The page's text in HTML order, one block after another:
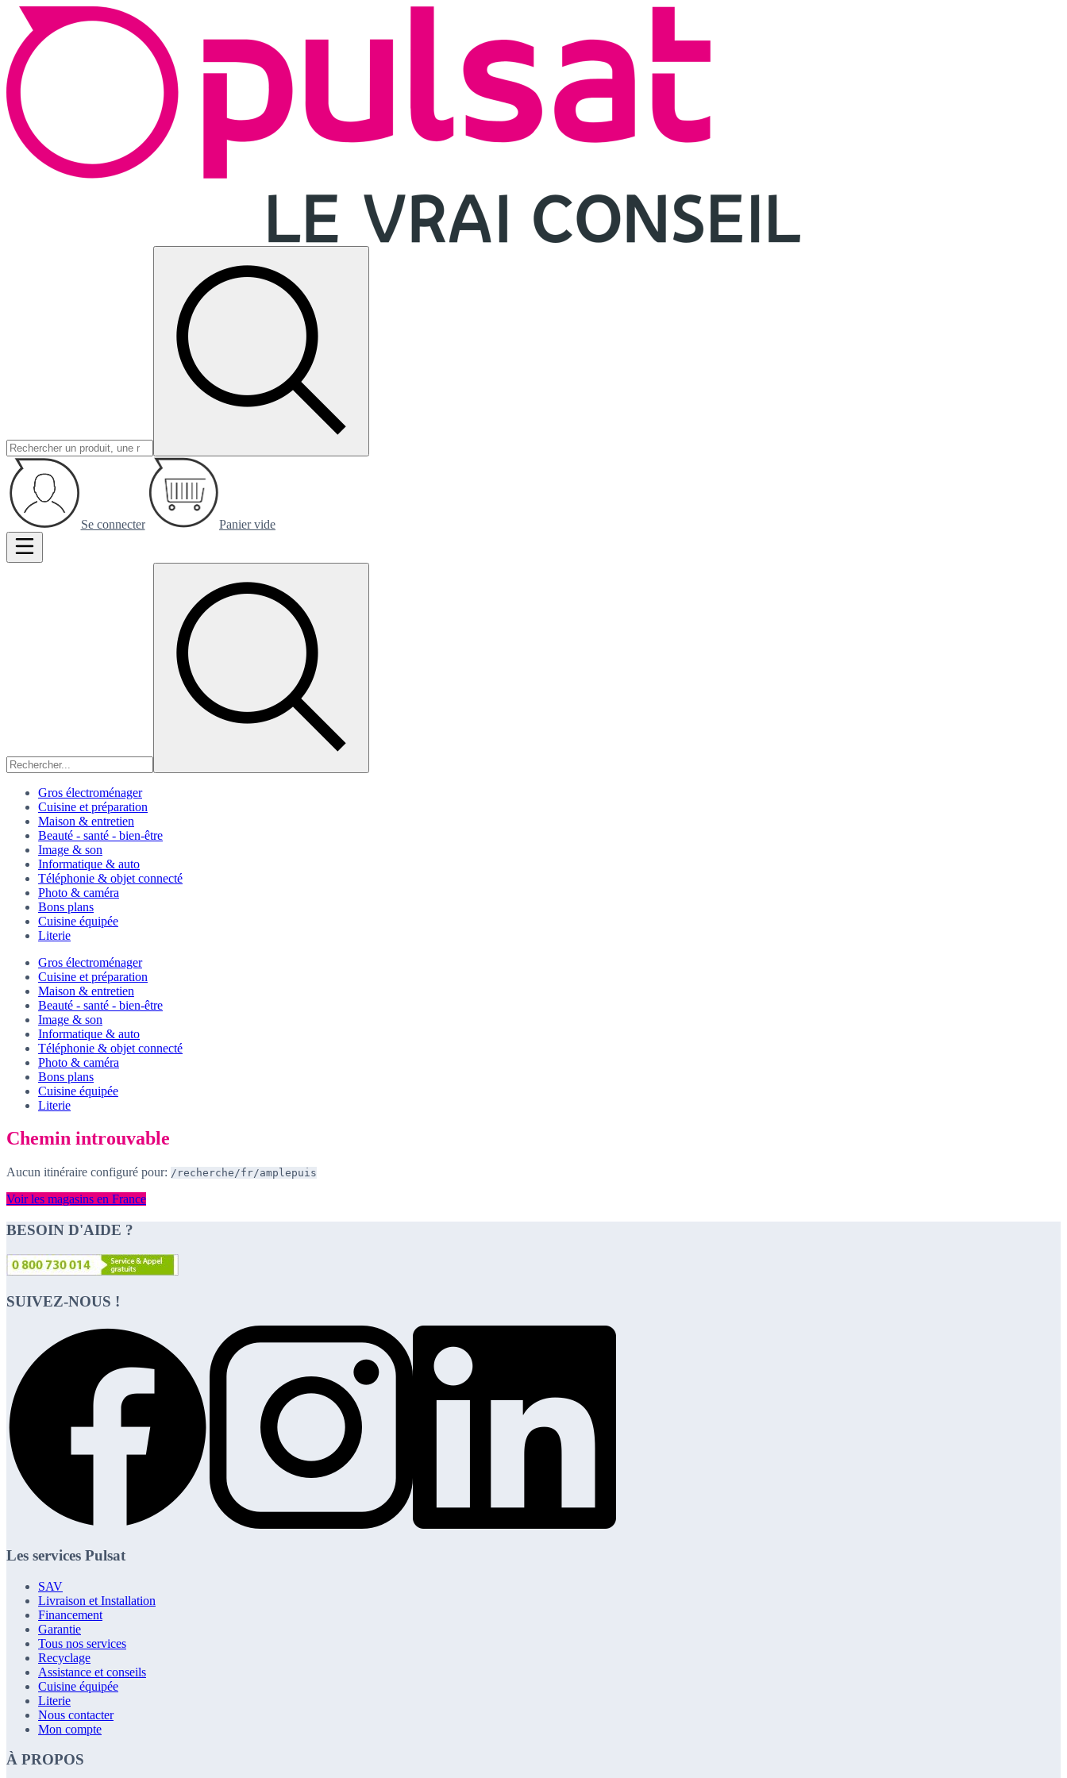
Se connecter Panier vide
Gros électroménager
Cuisine et préparation
Maison & entretien
Beauté - santé - bien-être
Image & son
Informatique & auto
Téléphonie & objet connecté
Photo & caméra
Bons plans
Cuisine équipée
Literie
Gros électroménager
Cuisine et préparation
Maison & entretien
Beauté - santé - bien-être
Image & son
Informatique & auto
Téléphonie & objet connecté
Photo & caméra
Bons plans
Cuisine équipée
Literie
Chemin introuvable
Aucun itinéraire configuré pour: /recherche/fr/amplepuis
Voir les magasins en France
BESOIN D'AIDE ?
SUIVEZ-NOUS !
Les services Pulsat
SAV
Livraison et Installation
Financement
Garantie
Tous nos services
Recyclage
Assistance et conseils
Cuisine équipée
Literie
Nous contacter
Mon compte
À PROPOS